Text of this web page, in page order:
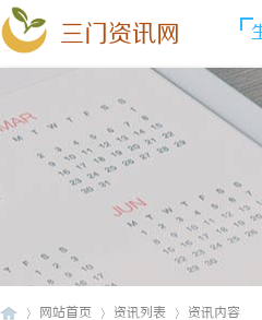
三门资讯网
网站首页 资讯列表 资讯内容